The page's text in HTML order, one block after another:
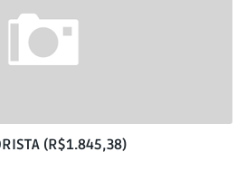
(R$1.845,38)